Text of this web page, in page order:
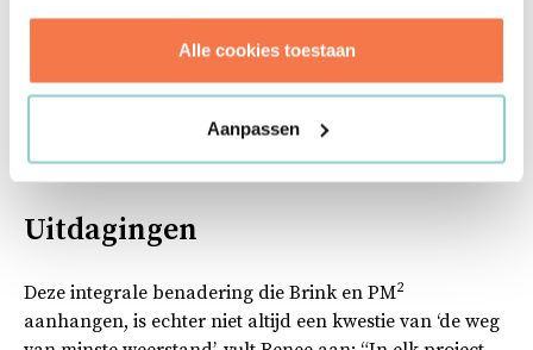
Alle cookies toestaan
Aanpassen
duurzaam verpakt en vervoerd naar de bouwplaats?
Deze criteria maken het eenvoudiger om bepaalde eisen
weken naar een duurzamere en circulaire toekomst.”
Uitdagingen
Deze integrale benadering die Brink en PM2
aanhangen, is echter niet altijd een kwestie van ‘de weg